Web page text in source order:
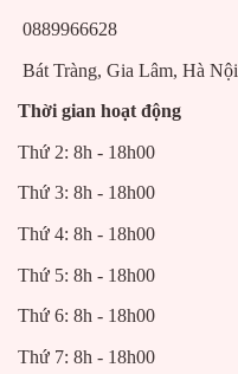
0889966628
Bát Tràng, Gia Lâm, Hà Nội
Thời gian hoạt động
Thứ 2: 8h - 18h00
Thứ 3: 8h - 18h00
Thứ 4: 8h - 18h00
Thứ 5: 8h - 18h00
Thứ 6: 8h - 18h00
Thứ 7: 8h - 18h00